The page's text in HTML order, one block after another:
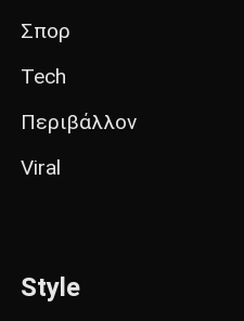
Σπορ
Tech
Περιβάλλον
Viral
Style